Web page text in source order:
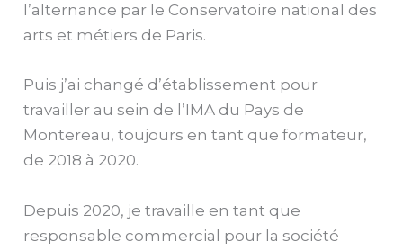
l’alternance par le Conservatoire national des
arts et métiers de Paris.
Puis j’ai changé d’établissement pour
travailler au sein de l’IMA du Pays de
Montereau, toujours en tant que formateur,
de 2018 à 2020.
Depuis 2020, je travaille en tant que
responsable commercial pour la société